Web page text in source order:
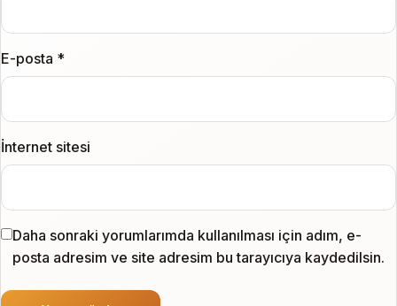
E-posta *
İnternet sitesi
Daha sonraki yorumlarımda kullanılması için adım, e-
posta adresim ve site adresim bu tarayıcıya kaydedilsin.